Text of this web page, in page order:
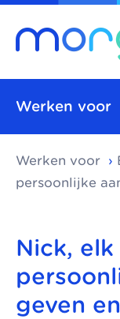
Over ons
koepel van
organisaties
Merken
verschillende
en
samen alle
Werken voor
Werken voor ›
persoonlijke
Nick,
geven